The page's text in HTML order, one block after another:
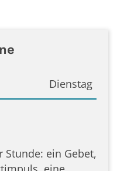
Dienstag
Stunde: ein Gebet,